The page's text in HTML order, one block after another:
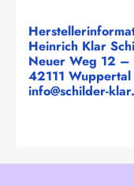
Heinrich Klar
Neuer Weg 12 –
42111 Wuppertal
info@schilder-